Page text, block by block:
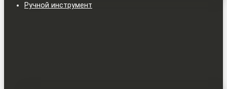
Ручной инструмент